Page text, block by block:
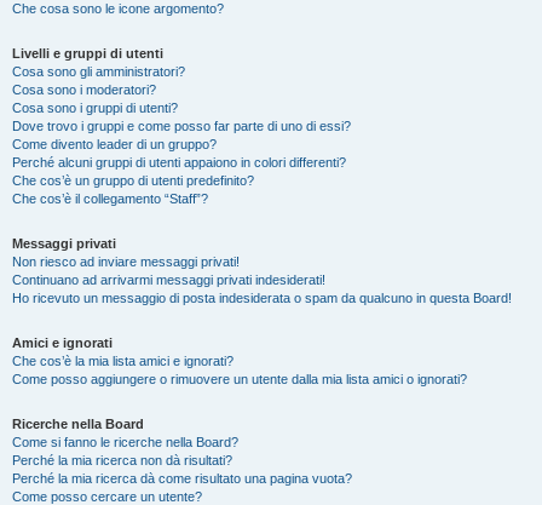
Che cosa sono le icone argomento?
Livelli e gruppi di utenti
Cosa sono gli amministratori?
Cosa sono i moderatori?
Cosa sono i gruppi di utenti?
Dove trovo i gruppi e come posso far parte di uno di essi?
Come divento leader di un gruppo?
Perché alcuni gruppi di utenti appaiono in colori differenti?
Che cos’è un gruppo di utenti predefinito?
Che cos’è il collegamento “Staff”?
Messaggi privati
Non riesco ad inviare messaggi privati!
Continuano ad arrivarmi messaggi privati indesiderati!
Ho ricevuto un messaggio di posta indesiderata o spam da qualcuno in questa Board!
Amici e ignorati
Che cos’è la mia lista amici e ignorati?
Come posso aggiungere o rimuovere un utente dalla mia lista amici o ignorati?
Ricerche nella Board
Come si fanno le ricerche nella Board?
Perché la mia ricerca non dà risultati?
Perché la mia ricerca dà come risultato una pagina vuota?
Come posso cercare un utente?